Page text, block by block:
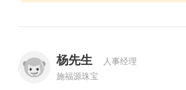
杨先生
人事经理
施福源珠宝